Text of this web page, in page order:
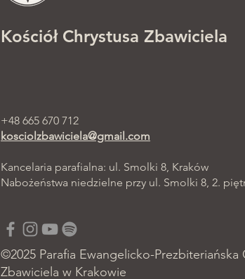
Kościół Chrystusa Zbawiciela
+48 665 670 712
kosciolzbawiciela@gmail.com
Kancelaria parafialna: ul. Smolki 8, Kraków
Nabożeństwa niedzielne przy ul. Smolki 8, 2.
©2025 Parafia Ewangelicko-Prezbiteriańska
Zbawiciela w Krakowie